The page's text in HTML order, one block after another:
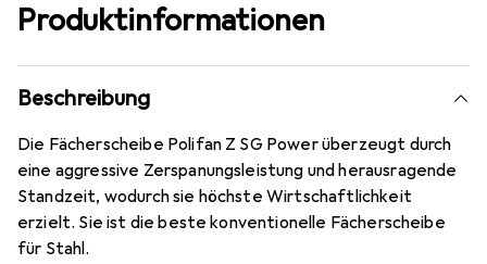
Produktinformationen
Beschreibung
Die Fächerscheibe Polifan Z SG Power überzeugt durch
eine aggressive Zerspanungsleistung und herausragende
Standzeit, wodurch sie höchste Wirtschaftlichkeit
erzielt. Sie ist die beste konventionelle Fächerscheibe
für Stahl.